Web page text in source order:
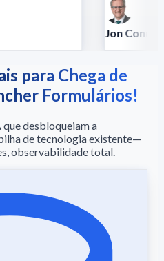
Jon Conradt
para Chega de
Formulários!
que desbloqueiam a
de tecnologia existente—
observabilidade total.